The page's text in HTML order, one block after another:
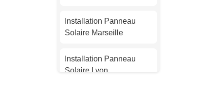
Installation Panneau
Solaire Marseille
Installation Panneau
Solaire Lyon